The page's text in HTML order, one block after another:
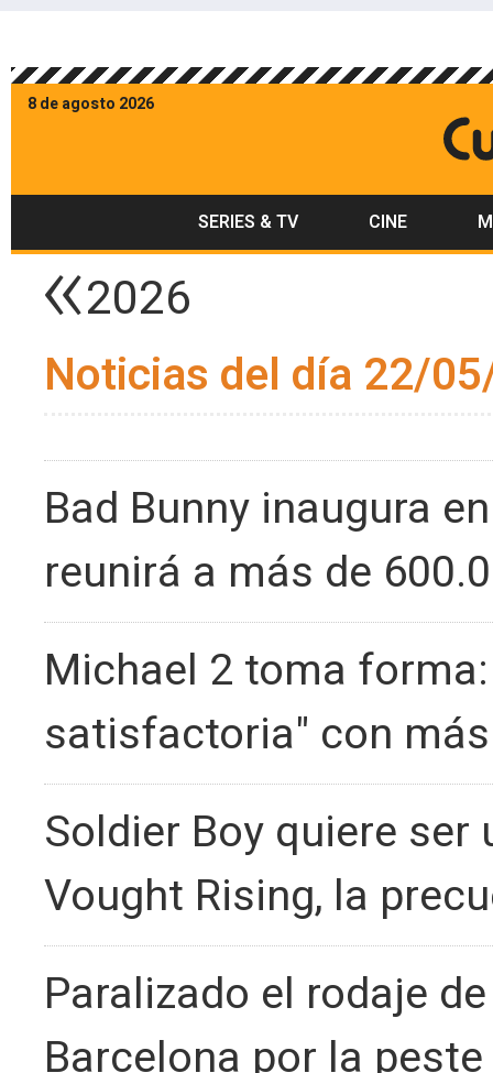
8 de agosto 2026
SERIES & TV CINE
2026
Noticias del día 22/
Bad Bunny inaugura
reunirá a más de
Michael 2 toma
satisfactoria" con
Soldier Boy quiere ser
Vought Rising, la
Paralizado el rodaje
Barcelona por la